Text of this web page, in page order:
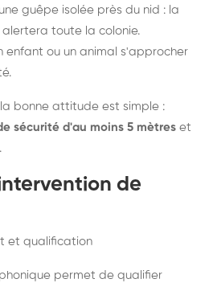
guêpe isolée près du nid : la
toute la colonie.
enfant ou un animal s'approcher
bonne attitude est simple :
sécurité d'au moins 5 mètres et
de
et qualification
permet de qualifier